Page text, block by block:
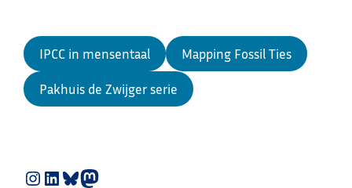
IPCC in mensentaal Mapping Fossil Ties
Pakhuis de Zwijger serie
Instagram
LinkedIn
Bluesky
Mastodon